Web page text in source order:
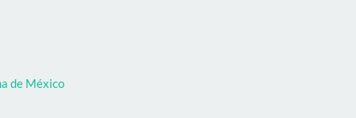
de México